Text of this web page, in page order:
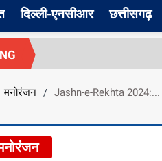
दिल्ली-एनसीआर छत्तीसगढ़
मनोरंजन / Jashn-e-Rekhta 2024:...